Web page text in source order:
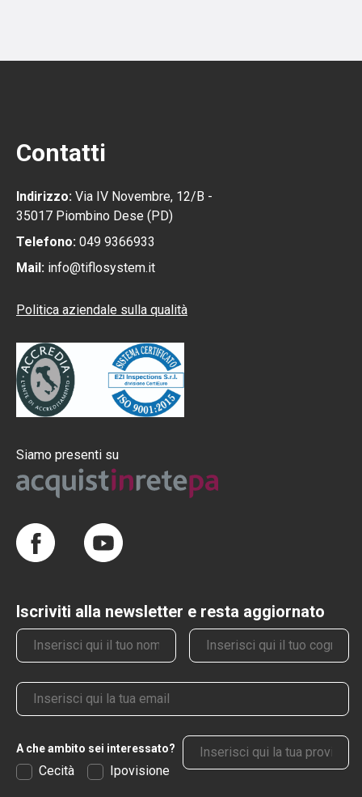
Contatti
Indirizzo: Via IV Novembre, 12/B -
35017 Piombino Dese (PD)
Telefono: 049 9366933
Mail: info@tiflosystem.it
Politica aziendale sulla qualità
Siamo presenti su
Iscriviti alla newsletter e resta aggiornato
Nome Cognome
Email
A che ambito sei interessato?
Cecità Ipovisione
Provincia